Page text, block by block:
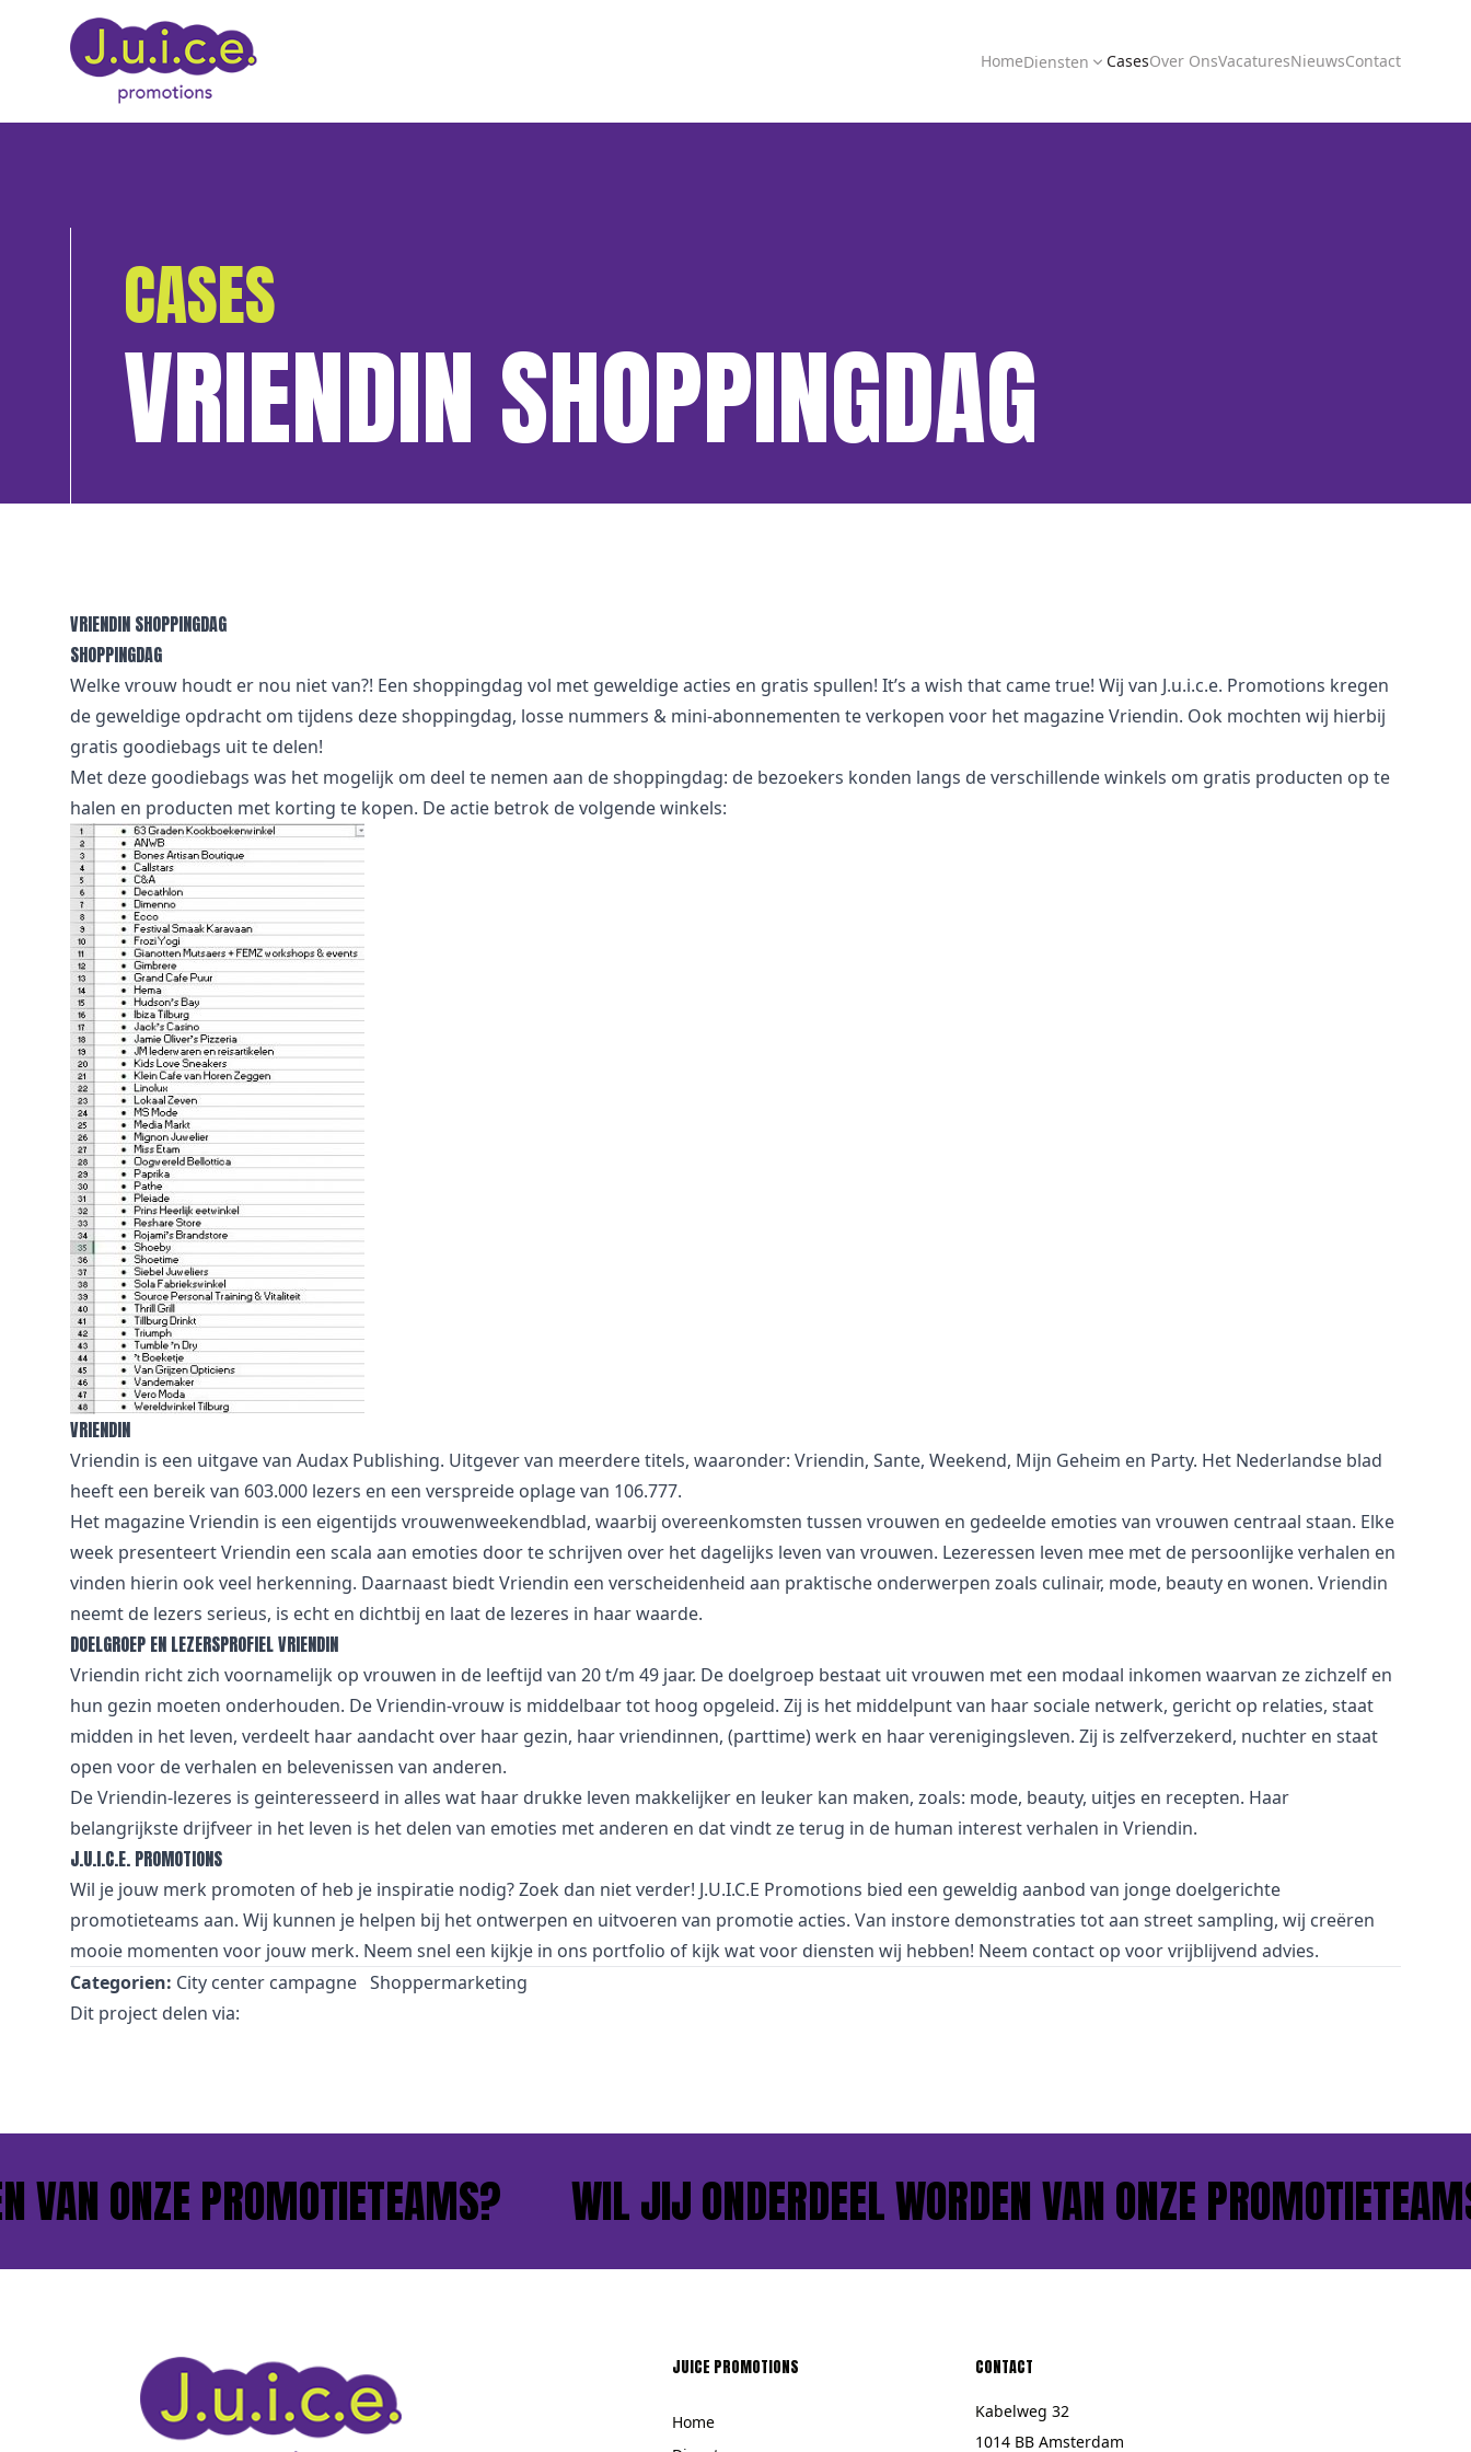
HomeDiensten CasesOver OnsVacaturesNieuwsContact
CASES
VRIENDIN SHOPPINGDAG
VRIENDIN SHOPPINGDAG
SHOPPINGDAG
Welke vrouw houdt er nou niet van?! Een shoppingdag vol met geweldige acties en gratis spullen! It’s a wish that came true! Wij van J.u.i.c.e. Promotions kregen
de geweldige opdracht om tijdens deze shoppingdag, losse nummers & mini-abonnementen te verkopen voor het magazine Vriendin. Ook mochten wij hierbij
gratis goodiebags uit te delen!
Met deze goodiebags was het mogelijk om deel te nemen aan de shoppingdag: de bezoekers konden langs de verschillende winkels om gratis producten op te
halen en producten met korting te kopen. De actie betrok de volgende winkels:
VRIENDIN
Vriendin is een uitgave van Audax Publishing. Uitgever van meerdere titels, waaronder: Vriendin, Sante, Weekend, Mijn Geheim en Party. Het Nederlandse blad
heeft een bereik van 603.000 lezers en een verspreide oplage van 106.777.
Het magazine Vriendin is een eigentijds vrouwenweekendblad, waarbij overeenkomsten tussen vrouwen en gedeelde emoties van vrouwen centraal staan. Elke
week presenteert Vriendin een scala aan emoties door te schrijven over het dagelijks leven van vrouwen. Lezeressen leven mee met de persoonlijke verhalen en
vinden hierin ook veel herkenning. Daarnaast biedt Vriendin een verscheidenheid aan praktische onderwerpen zoals culinair, mode, beauty en wonen. Vriendin
neemt de lezers serieus, is echt en dichtbij en laat de lezeres in haar waarde.
DOELGROEP EN LEZERSPROFIEL VRIENDIN
Vriendin richt zich voornamelijk op vrouwen in de leeftijd van 20 t/m 49 jaar. De doelgroep bestaat uit vrouwen met een modaal inkomen waarvan ze zichzelf en
hun gezin moeten onderhouden. De Vriendin-vrouw is middelbaar tot hoog opgeleid. Zij is het middelpunt van haar sociale netwerk, gericht op relaties, staat
midden in het leven, verdeelt haar aandacht over haar gezin, haar vriendinnen, (parttime) werk en haar verenigingsleven. Zij is zelfverzekerd, nuchter en staat
open voor de verhalen en belevenissen van anderen.
De Vriendin-lezeres is geinteresseerd in alles wat haar drukke leven makkelijker en leuker kan maken, zoals: mode, beauty, uitjes en recepten. Haar
belangrijkste drijfveer in het leven is het delen van emoties met anderen en dat vindt ze terug in de human interest verhalen in Vriendin.
J.U.I.C.E. PROMOTIONS
Wil je jouw merk promoten of heb je inspiratie nodig? Zoek dan niet verder! J.U.I.C.E Promotions bied een geweldig aanbod van jonge doelgerichte
promotieteams aan. Wij kunnen je helpen bij het ontwerpen en uitvoeren van promotie acties. Van instore demonstraties tot aan street sampling, wij creëren
mooie momenten voor jouw merk. Neem snel een kijkje in ons portfolio of kijk wat voor diensten wij hebben! Neem contact op voor vrijblijvend advies.
Categorien: City center campagne Shoppermarketing
Dit project delen via:
ONZE PROMOTIETEAMS? WIL JIJ ONDERDEEL WORDEN VAN ONZE PROMOTIETEAMS?
JUICE PROMOTIONS
Home
CONTACT
Kabelweg 32
1014 BB Amsterdam